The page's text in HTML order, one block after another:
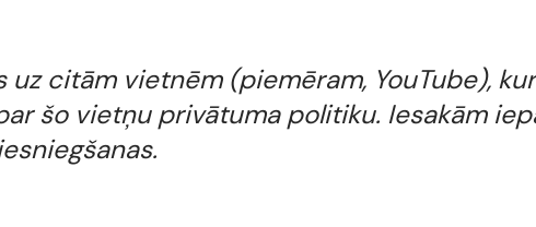
citām vietnēm (piemēram, YouTube),
šo vietņu privātuma politiku. Iesakām